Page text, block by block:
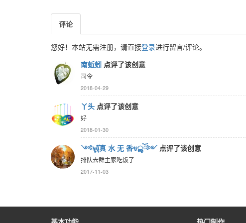
评论
您好！本站无需注册，请直接登录进行留言/评论。
南蚯蚓 点评了该创意
司令
2018-04-29
丫头 点评了该创意
好
2018-01-30
༺ৡจุ๊真 水 无 香೪ൣོ༻点评了该创意
排队去群主家吃饭了
2017-11-03